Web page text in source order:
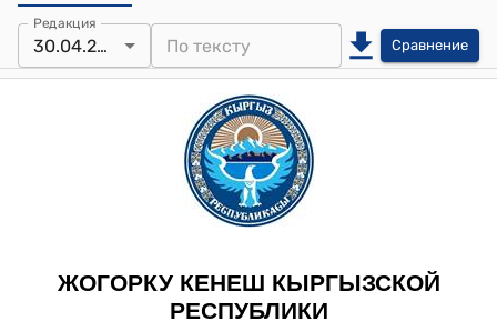
Редакция
30.04.2015 Сравнение